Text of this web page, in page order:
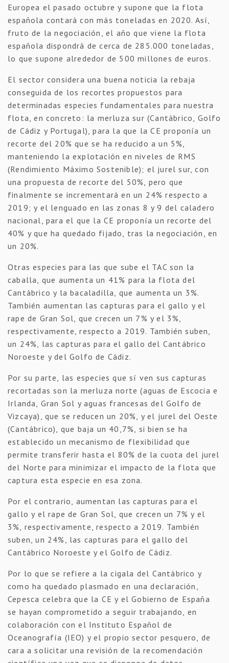
Europea el pasado octubre y supone que la flota
española contará con más toneladas en 2020. Así,
fruto de la negociación, el año que viene la flota
española dispondrá de cerca de 285.000 toneladas,
lo que supone alrededor de 500 millones de euros.
El sector considera una buena noticia la rebaja
conseguida de los recortes propuestos para
determinadas especies fundamentales para nuestra
flota, en concreto: la merluza sur (Cantábrico, Golfo
de Cádiz y Portugal), para la que la CE proponía un
recorte del 20% que se ha reducido a un 5%,
manteniendo la explotación en niveles de RMS
(Rendimiento Máximo Sostenible); el jurel sur, con
una propuesta de recorte del 50%, pero que
finalmente se incrementará en un 24% respecto a
2019; y el lenguado en las zonas 8 y 9 del caladero
nacional, para el que la CE proponía un recorte del
40% y que ha quedado fijado, tras la negociación, en
un 20%.
Otras especies para las que sube el TAC son la
caballa, que aumenta un 41% para la flota del
Cantábrico y la bacaladilla, que aumenta un 3%.
También aumentan las capturas para el gallo y el
rape de Gran Sol, que crecen un 7% y el 3%,
respectivamente, respecto a 2019. También suben,
un 24%, las capturas para el gallo del Cantábrico
Noroeste y del Golfo de Cádiz.
Por su parte, las especies que sí ven sus capturas
recortadas son la merluza norte (aguas de Escocia e
Irlanda, Gran Sol y aguas francesas del Golfo de
Vizcaya), que se reducen un 20%, y el jurel del Oeste
(Cantábrico), que baja un 40,7%, si bien se ha
establecido un mecanismo de flexibilidad que
permite transferir hasta el 80% de la cuota del jurel
del Norte para minimizar el impacto de la flota que
captura esta especie en esa zona.
Por el contrario, aumentan las capturas para el
gallo y el rape de Gran Sol, que crecen un 7% y el
3%, respectivamente, respecto a 2019. También
suben, un 24%, las capturas para el gallo del
Cantábrico Noroeste y el Golfo de Cádiz.
Por lo que se refiere a la cigala del Cantábrico y
como ha quedado plasmado en una declaración,
Cepesca celebra que la CE y el Gobierno de España
se hayan comprometido a seguir trabajando, en
colaboración con el Instituto Español de
Oceanografía (IEO) y el propio sector pesquero, de
cara a solicitar una revisión de la recomendación